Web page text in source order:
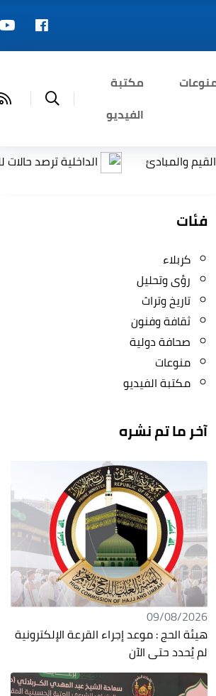
مكتبة
الفيديو
الداخلية ترصد حالات للفبركة
فئات
كربلاء
رؤى وتحليل
تاريخ وتراث
ثقافة وفنون
صحافة دولية
منوعات
مكتبة الفيديو
آخر ما تم نشره
09/08/2026
هيئة الحج : موعد إجراء القرعة الإلكترونية
لم يُحدد حتى الآن